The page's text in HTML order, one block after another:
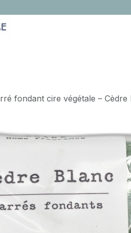
fondant cire végétale –